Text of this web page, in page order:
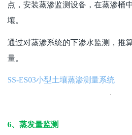
5、下渗水监测（下渗水量和入渗效
点，安装蒸渗监测设备，在蒸渗桶